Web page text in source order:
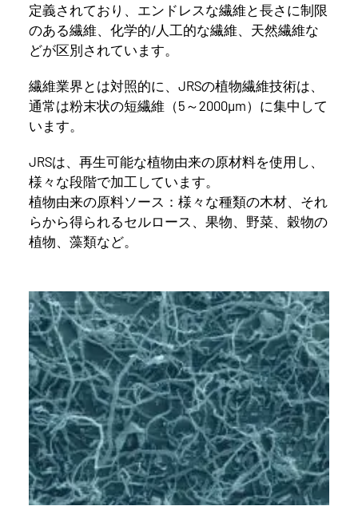
定義されており、エンドレスな繊維と長さに制限
のある繊維、化学的/人工的な繊維、天然繊維な
どが区別されています。
繊維業界とは対照的に、JRSの植物繊維技術は、
通常は粉末状の短繊維（5～2000µm）に集中して
います。
JRSは、再生可能な植物由来の原材料を使用し、
様々な段階で加工しています。
植物由来の原料ソース：様々な種類の木材、それ
らから得られるセルロース、果物、野菜、穀物の
植物、藻類など。